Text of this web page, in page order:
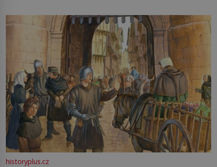
pře hned několik latinskoamerických zemí a k tomu
Francie, kde se traduje,
historyplus.cz